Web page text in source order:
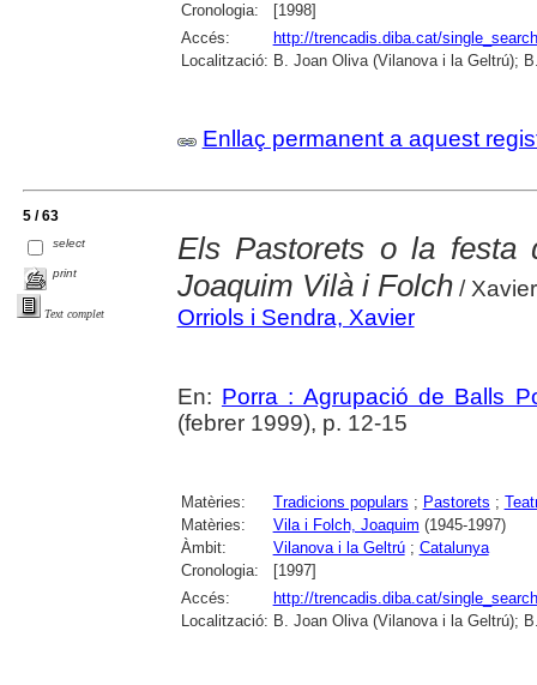
Cronologia:
[1998]
Accés:
http://trencadis.diba.cat/
Localització: B. Joan Oliva (Vilanova i la Geltrú);
Enllaç permanent a aquest
5 / 63
select
print
Text complet
Els Pastorets o la festa
Joaquim Vilà i Folch/
Orriols i Sendra, Xavier
En: Porra : Agrupació de Balls
(febrer 1999), p. 12-15
Matèries: Tradicions populars ; Pastorets ;
Matèries:
Vila i Folch, Joaquim (1945-1997)
Àmbit:
Vilanova i la Geltrú; Catalunya
Cronologia:
[1997]
Accés:
http://trencadis.diba.cat/
Localització: B. Joan Oliva (Vilanova i la Geltrú);